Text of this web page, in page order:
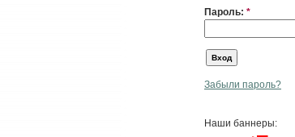
Пароль: *
Забыли пароль?
Наши баннеры: